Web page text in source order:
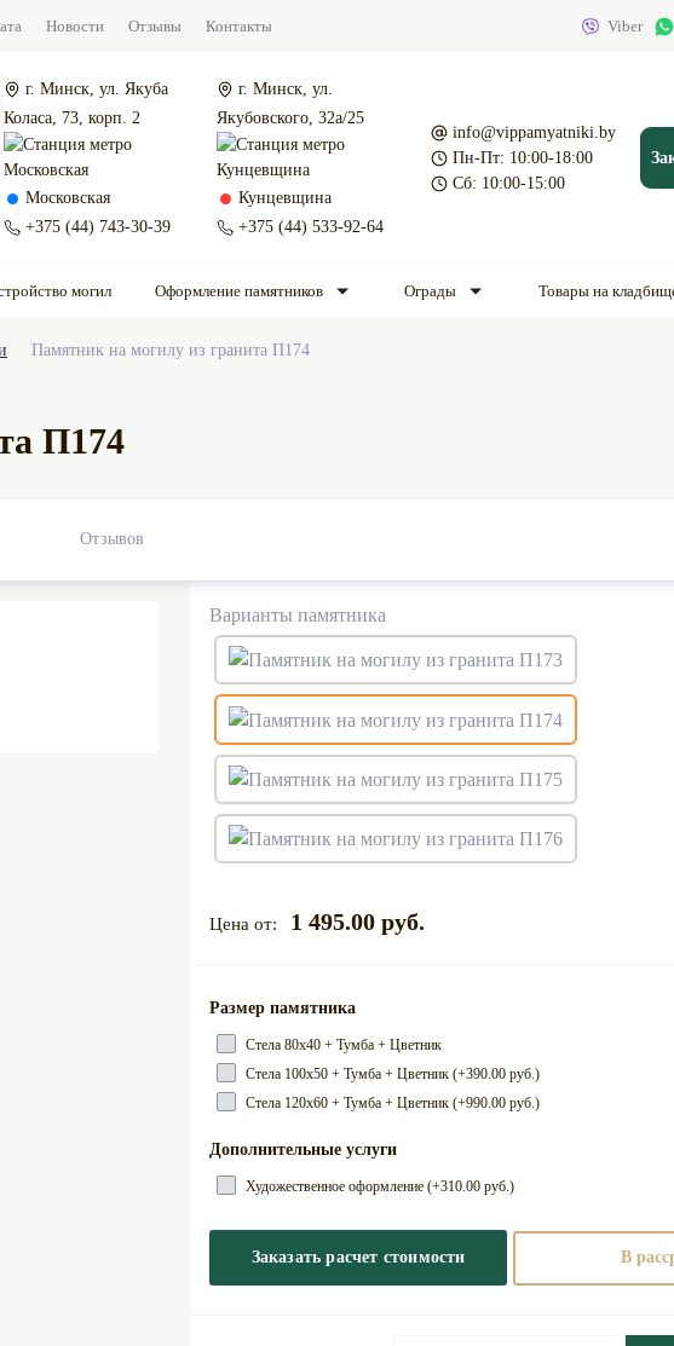
Новости Отзывы Контакты Viber
г. Минск, ул. Якуба
Коласа, 73, корп. 2
Московская
+375 (44) 743-30-39
г. Минск, ул.
Якубовского, 32а/25
Кунцевщина
+375 (44) 533-92-64
info@vippamyatniki.by
Пн-Пт: 10:00-18:00
Сб: 10:00-15:00
могил Оформление памятников Ограды Товары на
Памятник на могилу из гранита П174
П174
Отзывов
Варианты памятника
1 495.00 руб.
Размер памятника
Cтела 80х40 + Тумба + Цветник
Cтела 100х50 + Тумба + Цветник (+390.00 руб.)
Cтела 120х60 + Тумба + Цветник (+990.00 руб.)
Дополнительные услуги
Художественное оформление (+310.00 руб.)
Заказать расчет стоимости В